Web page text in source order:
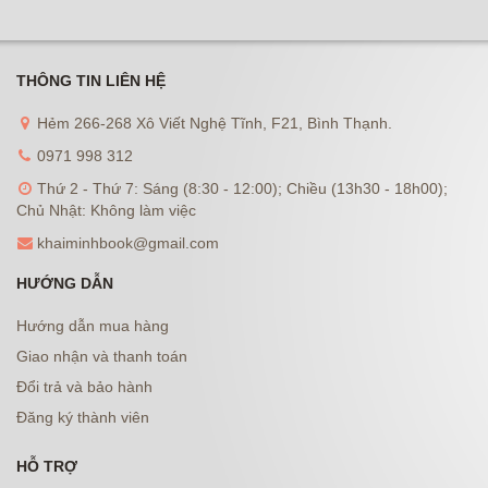
THÔNG TIN LIÊN HỆ
Hẻm 266-268 Xô Viết Nghệ Tĩnh, F21, Bình Thạnh.
0971 998 312
Thứ 2 - Thứ 7: Sáng (8:30 - 12:00); Chiều (13h30 - 18h00);
Chủ Nhật: Không làm việc
khaiminhbook@gmail.com
HƯỚNG DẪN
Hướng dẫn mua hàng
Giao nhận và thanh toán
Đổi trả và bảo hành
Đăng ký thành viên
HỖ TRỢ